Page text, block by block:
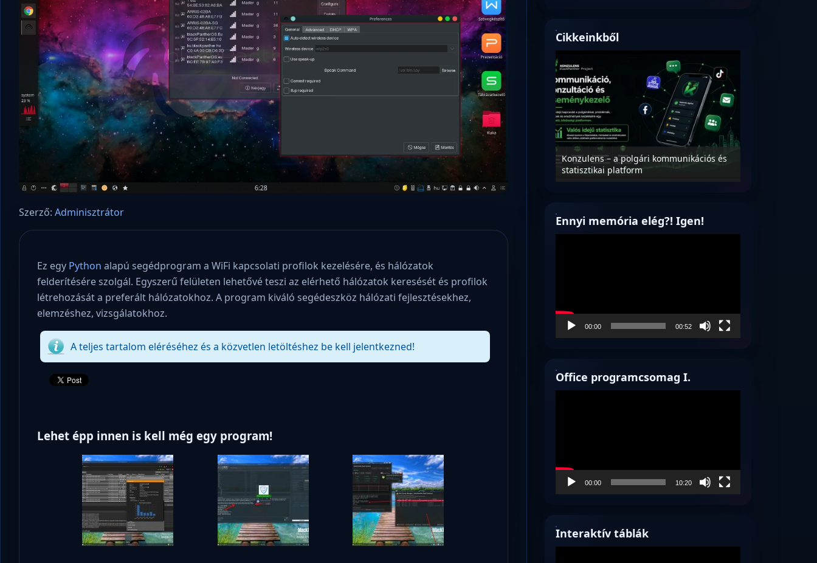
Szerző: Adminisztrátor
Ez egy Python alapú segédprogram a WiFi kapcsolati profilok kezelésére, és hálózatok
felderítésére szolgál. Egyszerű felületen lehetővé teszi az elérhető hálózatok keresését és profilok
létrehozását a preferált hálózatokhoz. A program kiváló segédeszköz hálózati fejlesztésekhez,
elemzéshez, vizsgálatokhoz.
A teljes tartalom eléréséhez és a közvetlen letöltéshez be kell jelentkezned!
Lehet épp innen is kell még egy program!
Cikkeinkből
Microsoft odaadta a kulcsokat a
hatóságoknak, hogy visszafejthessék az
adatokat.
Konzulens – a polgári kommunikációs és
statisztikai platform
Ennyi memória elég?! Igen!
00:00 00:52
Office programcsomag I.
00:00 10:20
Interaktív táblák